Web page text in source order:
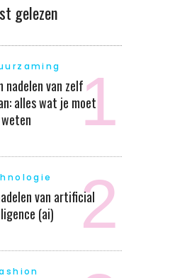
gelezen
nadelen van zelf
alles wat je moet
weten
van artificial
(ai)